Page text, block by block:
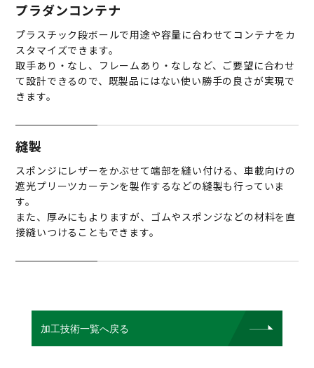
プラダンコンテナ
プラスチック段ボールで用途や容量に合わせてコンテナをカ
スタマイズできます。
取手あり・なし、フレームあり・なしなど、ご要望に合わせ
て設計できるので、既製品にはない使い勝手の良さが実現で
きます。
縫製
スポンジにレザーをかぶせて端部を縫い付ける、車載向けの
遮光プリーツカーテンを製作するなどの縫製も行っていま
す。
また、厚みにもよりますが、ゴムやスポンジなどの材料を直
接縫いつけることもできます。
加工技術一覧へ戻る